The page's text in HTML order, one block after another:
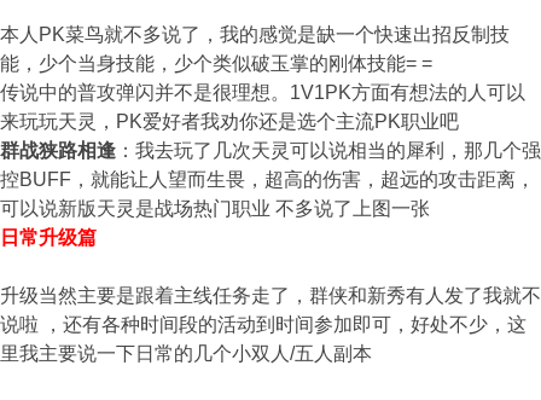
本人PK菜鸟就不多说了，我的感觉是缺一个快速出招反制技
能，少个当身技能，少个类似破玉掌的刚体技能= =
传说中的普攻弹闪并不是很理想。1V1PK方面有想法的人可以
来玩玩天灵，PK爱好者我劝你还是选个主流PK职业吧
群战狭路相逢 ：我去玩了几次天灵可以说相当的犀利，那几个强
控BUFF，就能让人望而生畏，超高的伤害，超远的攻击距离，
可以说新版天灵是战场热门职业 不多说了上图一张
日常升级篇
升级当然主要是跟着主线任务走了，群侠和新秀有人发了我就不
说啦 ，还有各种时间段的活动到时间参加即可，好处不少，这
里我主要说一下日常的几个小双人/五人副本